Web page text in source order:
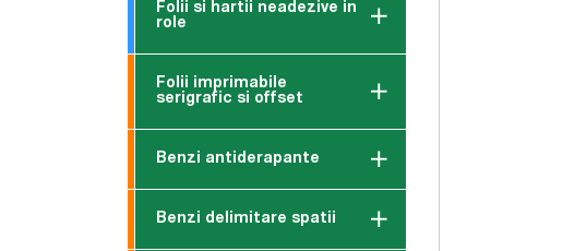
Folii si hartii neadezive in
role
Folii imprimabile
serigrafic si offset
Benzi antiderapante
Benzi delimitare spatii